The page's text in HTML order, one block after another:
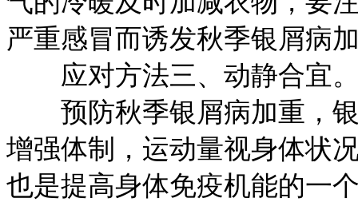
严重感冒而诱发秋季银屑病
应对方法三、动静合宜
预防秋季银屑病加重，银
增强体制，运动量视身体状
也是提高身体免疫机能的一